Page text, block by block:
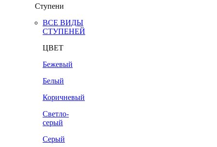
Ступени
ВСЕ ВИДЫ
СТУПЕНЕЙ
ЦВЕТ
Бежевый
Белый
Коричневый
Светло-
серый
Серый